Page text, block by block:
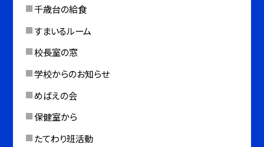
千歳台の給食
すまいるルーム
校長室の窓
学校からのお知らせ
めばえの会
保健室から
たてわり班活動